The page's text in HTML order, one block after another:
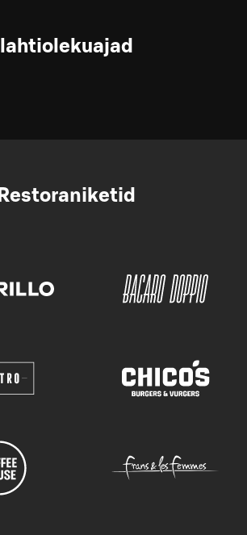
lahtiolekuajad
Restoraniketid